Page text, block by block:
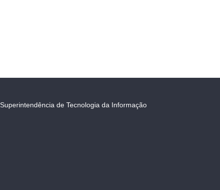
Superintendência de Tecnologia da Informação